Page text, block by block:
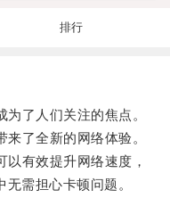
排行
了人们关注的焦点。
了全新的网络体验。
有效提升网络速度，
需担心卡顿问题。